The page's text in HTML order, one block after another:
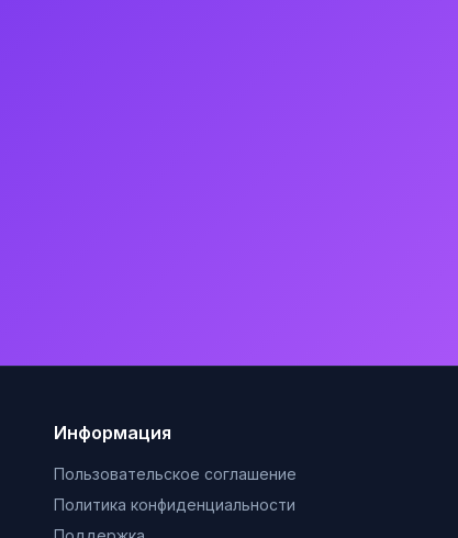
Информация
Пользовательское соглашение
Политика конфиденциальности